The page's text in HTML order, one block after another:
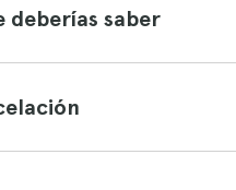
deberías saber